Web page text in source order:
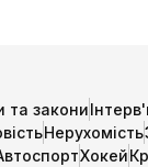
та закони
Нерухомість
Хокей